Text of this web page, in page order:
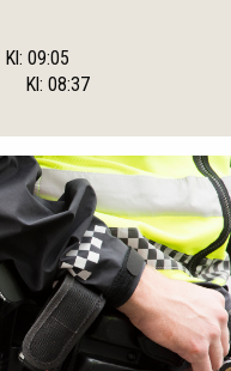
Kl: 09:05
Kl: 08:37